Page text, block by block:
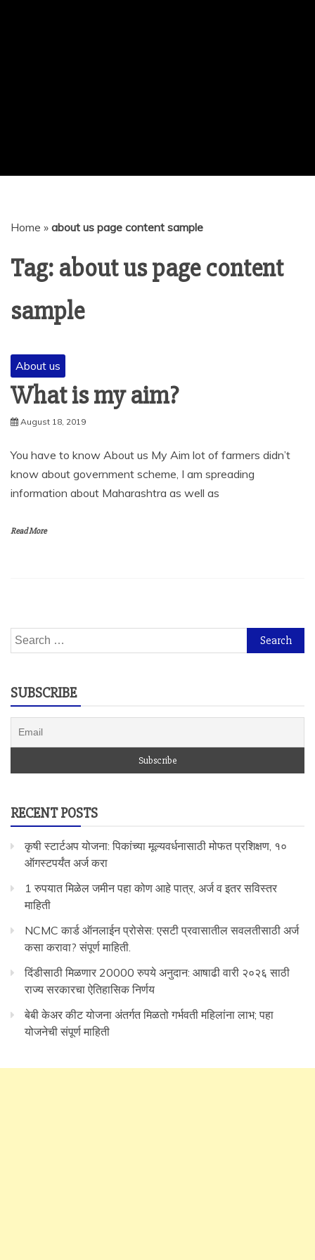
Home » about us page content sample
Tag: about us page content
sample
About us
What is my aim?
August 18, 2019
You have to know About us My Aim lot of farmers didn’t
know about government scheme, I am spreading
information about Maharashtra as well as
Read More
Search
for:
SUBSCRIBE
RECENT POSTS
कृषी स्टार्टअप योजना: पिकांच्या मूल्यवर्धनासाठी मोफत प्रशिक्षण, १०
ऑगस्टपर्यंत अर्ज करा
1 रुपयात मिळेल जमीन पहा कोण आहे पात्र, अर्ज व इतर सविस्तर
माहिती
NCMC कार्ड ऑनलाईन प्रोसेस: एसटी प्रवासातील सवलतीसाठी अर्ज
कसा करावा? संपूर्ण माहिती.
दिंडीसाठी मिळणार 20000 रुपये अनुदान: आषाढी वारी २०२६ साठी
राज्य सरकारचा ऐतिहासिक निर्णय
बेबी केअर कीट योजना अंतर्गत मिळतो गर्भवती महिलांना लाभ; पहा
योजनेची संपूर्ण माहिती